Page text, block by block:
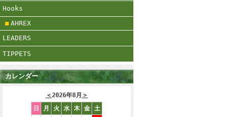
Hooks
AHREX
LEADERS
TIPPETS
カレンダー
＜2026年8月 ＞
日
月 火 水 木 金
土